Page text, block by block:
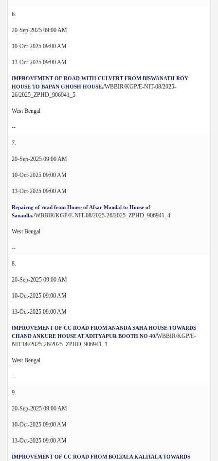
6.
20-Sep-2025 09:00 AM
10-Oct-2025 09:00 AM
13-Oct-2025 09:00 AM
IMPROVEMENT OF ROAD WITH CULVERT FROM BISWANATH ROY
HOUSE TO BAPAN GHOSH HOUSE./WBBIR/KGP/E-NIT-08/2025-
26/2025_ZPHD_906941_5
West Bengal
--
7.
20-Sep-2025 09:00 AM
10-Oct-2025 09:00 AM
13-Oct-2025 09:00 AM
Repairng of road from House of Afsar Mondal to House of
Sanaulla./WBBIR/KGP/E-NIT-08/2025-26/2025_ZPHD_906941_4
West Bengal
--
8.
20-Sep-2025 09:00 AM
10-Oct-2025 09:00 AM
13-Oct-2025 09:00 AM
IMPROVEMENT OF CC ROAD FROM ANANDA SAHA HOUSE TOWARDS
CHAND ANKURE HOUSE AT ADITYAPUR BOOTH NO 40/WBBIR/KGP/E-
NIT-08/2025-26/2025_ZPHD_906941_1
West Bengal
--
9.
20-Sep-2025 09:00 AM
10-Oct-2025 09:00 AM
13-Oct-2025 09:00 AM
IMPROVEMENT OF CC ROAD FROM BOLTALA KALITALA TOWARDS